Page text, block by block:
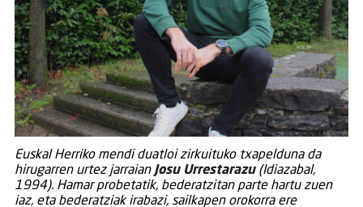
Euskal Herriko mendi duatloi zirkuituko txapelduna da
hirugarren urtez jarraian Josu Urrestarazu(Idiazabal,
1994). Hamar probetatik, bederatzitan parte hartu zuen
iaz, eta bederatziak irabazi, sailkapen orokorra ere